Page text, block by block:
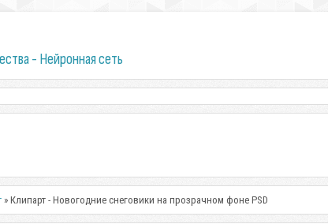
- Нейронная сеть
» Клипарт - Новогодние снеговики на прозрачном фоне PSD